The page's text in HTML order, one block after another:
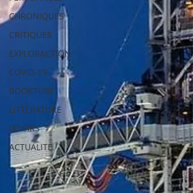
CHRONIQUES
CRITIQUES
EXPLORACTION
COVID-19
BOOKTUBE
LITTÉRATURE
LOISIRS
ACTUALITÉ